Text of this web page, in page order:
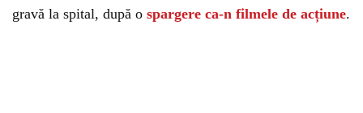
gravă la spital, după o spargere ca-n filmele de acțiune.